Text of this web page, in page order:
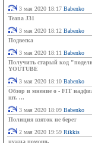
3 мая 2020 18:17 Babenko
Teana J31
3 мая 2020 18:12 Babenko
Подвеска
3 мая 2020 18:11 Babenko
Получить старый код
YOUTUBE
3 мая 2020 18:10 Babenko
Обзор и мнение о - FIT
шт. ...
3 мая 2020 18:09 Babenko
Полиция взяток не берет
2 мая 2020 19:59 Rikkis
нужна помошь